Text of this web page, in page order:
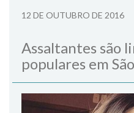
12 DE OUTUBRO DE 2016
Assaltantes são
populares em